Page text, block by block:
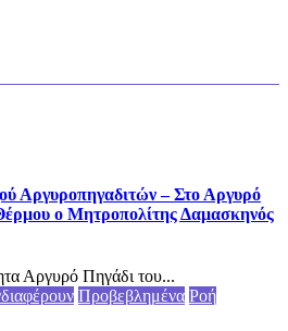
Αργυροπηγαδιτών – Στο Αργυρό
ο Μητροπολίτης Δαμασκηνός
Αργυρό Πηγάδι του...
Προβεβλημένα Ροή